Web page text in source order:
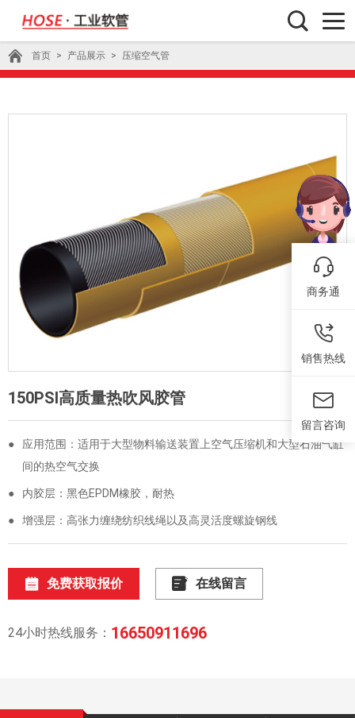
首页 > 产品展示 > 压缩空气管
150PSI高质量热吹风胶管
●
应用范围：适用于大型物料输送装置上空气压缩机和大型石油气缸
间的热空气交换
● 内胶层：黑色EPDM橡胶，耐热
● 增强层：高张力缠绕纺织线绳以及高灵活度螺旋钢线
免费获取报价 在线留言
24小时热线服务： 16650911696
商务通
销售热线
留言咨询